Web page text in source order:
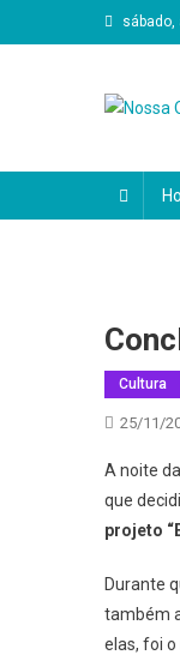
to
sábado,
política,
coração
Cultura
25/11/
A noite
que
projeto
Durante
também
elas, foi